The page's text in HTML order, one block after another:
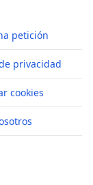
petición
privacidad
cookies